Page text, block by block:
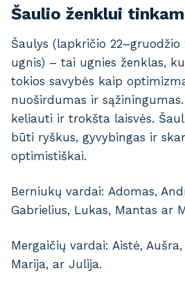
Šaulio ženklui
Šaulys (lapkričio 22–gruodžio
ugnis) – tai ugnies ženklas,
tokios savybės kaip
nuoširdumas ir
keliauti ir trokšta laisvės.
būti ryškus, gyvybingas ir
optimistiškai.
Berniukų vardai: Adomas,
Gabrielius, Lukas, Mantas ar
Mergaičių vardai: Aistė,
Marija, ar Julija.